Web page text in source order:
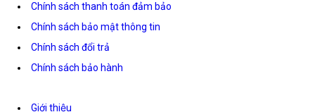
Chính sách thanh toán đảm bảo
Chính sách bảo mật thông tin
Chính sách đổi trả
Chính sách bảo hành
Giới thiệu